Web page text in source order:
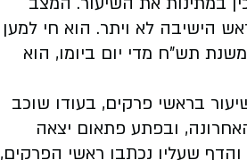
הישיבה לא ויתר. הוא חי למען
תש"ח מדי יום ביומו, הוא
בראשי פרקים, בעודו שוכב
ובפתע פתאום יצאה
שעליו נכתבו ראשי הפרקים,